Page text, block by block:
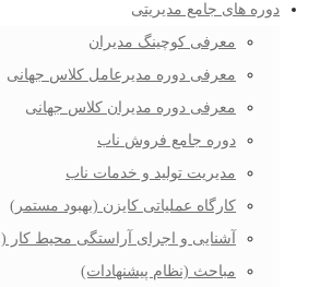
دوره های جامع مدیریتی
معرفی کوچینگ مدیران
معرفی دوره مدیرعامل کلاس جهانی
معرفی دوره مدیران کلاس جهانی
دوره جامع فروش ناب
مدیریت تولید و خدمات ناب
کارگاه عملیاتی کایزن (بهبود مستمر)
آشنایی و اجرای آراستگی محیط کار ( 5S )
مباحث (نظام پیشنهادات)